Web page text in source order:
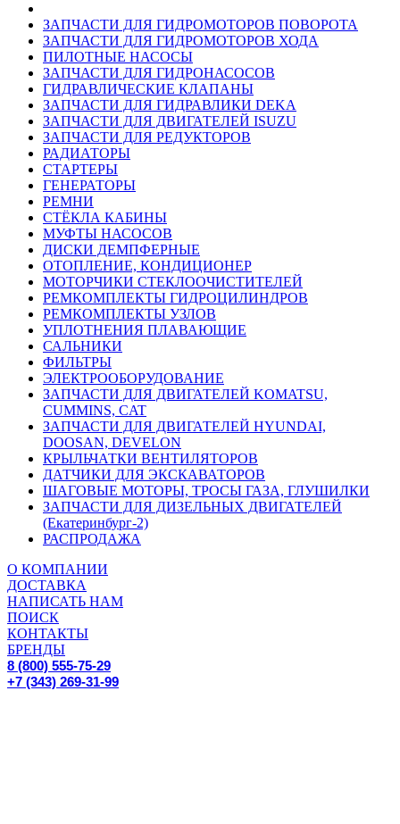
ЗАПЧАСТИ ДЛЯ ГИДРОМОТОРОВ ПОВОРОТА
ЗАПЧАСТИ ДЛЯ ГИДРОМОТОРОВ ХОДА
ПИЛОТНЫЕ НАСОСЫ
ЗАПЧАСТИ ДЛЯ ГИДРОНАСОСОВ
ГИДРАВЛИЧЕСКИЕ КЛАПАНЫ
ЗАПЧАСТИ ДЛЯ ГИДРАВЛИКИ DEKA
ЗАПЧАСТИ ДЛЯ ДВИГАТЕЛЕЙ ISUZU
ЗАПЧАСТИ ДЛЯ РЕДУКТОРОВ
РАДИАТОРЫ
СТАРТЕРЫ
ГЕНЕРАТОРЫ
РЕМНИ
СТЁКЛА КАБИНЫ
МУФТЫ НАСОСОВ
ДИСКИ ДЕМПФЕРНЫЕ
ОТОПЛЕНИЕ, КОНДИЦИОНЕР
МОТОРЧИКИ СТЕКЛООЧИСТИТЕЛЕЙ
РЕМКОМПЛЕКТЫ ГИДРОЦИЛИНДРОВ
РЕМКОМПЛЕКТЫ УЗЛОВ
УПЛОТНЕНИЯ ПЛАВАЮЩИЕ
САЛЬНИКИ
ФИЛЬТРЫ
ЭЛЕКТРООБОРУДОВАНИЕ
ЗАПЧАСТИ ДЛЯ ДВИГАТЕЛЕЙ KOMATSU,
CUMMINS, CAT
ЗАПЧАСТИ ДЛЯ ДВИГАТЕЛЕЙ HYUNDAI,
DOOSAN, DEVELON
КРЫЛЬЧАТКИ ВЕНТИЛЯТОРОВ
ДАТЧИКИ ДЛЯ ЭКСКАВАТОРОВ
ШАГОВЫЕ МОТОРЫ, ТРОСЫ ГАЗА, ГЛУШИЛКИ
ЗАПЧАСТИ ДЛЯ ДИЗЕЛЬНЫХ ДВИГАТЕЛЕЙ
(Екатеринбург-2)
РАСПРОДАЖА
О КОМПАНИИ
ДОСТАВКА
НАПИСАТЬ НАМ
ПОИСК
КОНТАКТЫ
БРЕНДЫ
8 (800) 555-75-29
+7 (343) 269-31-99